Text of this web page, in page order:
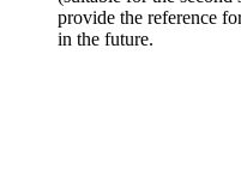
provide the reference
in the future.